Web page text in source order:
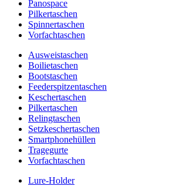
Panospace
Pilkertaschen
Spinnertaschen
Vorfachtaschen
Ausweistaschen
Boilietaschen
Bootstaschen
Feederspitzentaschen
Keschertaschen
Pilkertaschen
Relingtaschen
Setzkeschertaschen
Smartphonehüllen
Tragegurte
Vorfachtaschen
Lure-Holder